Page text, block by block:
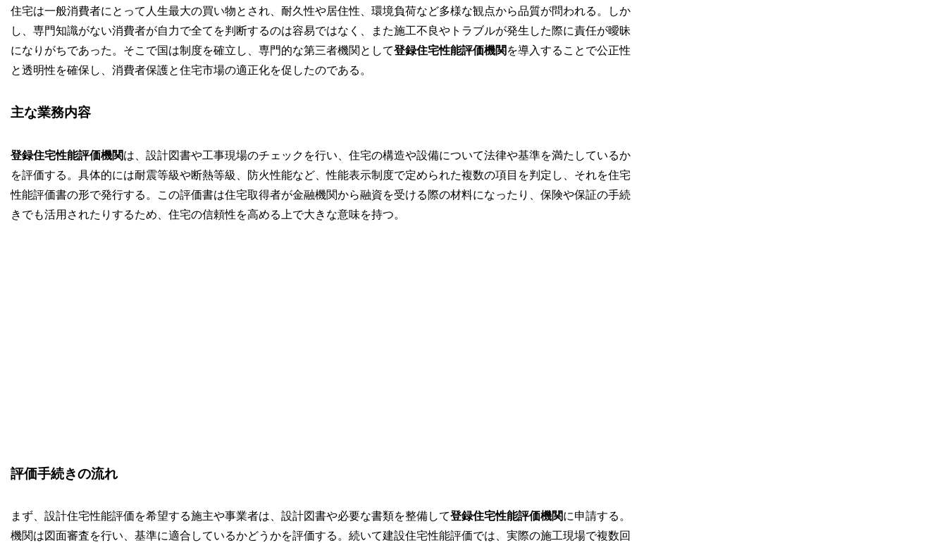
住宅は一般消費者にとって人生最大の買い物とされ、耐久性や居住性、環境負荷など多様な観点から品質が問われる。しか
し、専門知識がない消費者が自力で全てを判断するのは容易ではなく、また施工不良やトラブルが発生した際に責任が曖昧
になりがちであった。そこで国は制度を確立し、専門的な第三者機関として登録住宅性能評価機関 を導入することで公正性
と透明性を確保し、消費者保護と住宅市場の適正化を促したのである。
主な業務内容
登録住宅性能評価機関は、設計図書や工事現場のチェックを行い、住宅の構造や設備について法律や基準を満たしているか
を評価する。具体的には耐震等級や断熱等級、防火性能など、性能表示制度で定められた複数の項目を判定し、それを住宅
性能評価書の形で発行する。この評価書は住宅取得者が金融機関から融資を受ける際の材料になったり、保険や保証の手続
きでも活用されたりするため、住宅の信頼性を高める上で大きな意味を持つ。
評価手続きの流れ
まず、設計住宅性能評価を希望する施主や事業者は、設計図書や必要な書類を整備して登録住宅性能評価機関に申請する。
機関は図面審査を行い、基準に適合しているかどうかを評価する。続いて建設住宅性能評価では、実際の施工現場で複数回